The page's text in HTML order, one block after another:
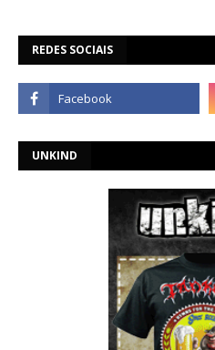
REDES SOCIAIS
UNKIND